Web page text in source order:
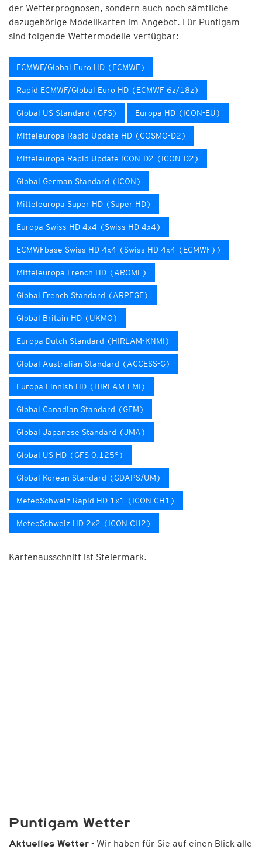
der Wetterprognosen, sondern auch noch sämtliche
dazugehörige Modellkarten im Angebot. Für Puntigam
sind folgende Wettermodelle verfügbar:
ECMWF/Global Euro HD (ECMWF)
Rapid ECMWF/Global Euro HD (ECMWF 6z/18z)
Global US Standard (GFS) Europa HD (ICON-EU)
Mitteleuropa Rapid Update HD (COSMO-D2)
Mitteleuropa Rapid Update ICON-D2 (ICON-D2)
Global German Standard (ICON)
Mitteleuropa Super HD (Super HD)
Europa Swiss HD 4x4 (Swiss HD 4x4)
ECMWFbase Swiss HD 4x4 (Swiss HD 4x4 (ECMWF))
Mitteleuropa French HD (AROME)
Global French Standard (ARPEGE)
Global Britain HD (UKMO)
Europa Dutch Standard (HIRLAM-KNMI)
Global Australian Standard (ACCESS-G)
Europa Finnish HD (HIRLAM-FMI)
Global Canadian Standard (GEM)
Global Japanese Standard (JMA)
Global US HD (GFS 0.125°)
Global Korean Standard (GDAPS/UM)
MeteoSchweiz Rapid HD 1x1 (ICON CH1)
MeteoSchweiz HD 2x2 (ICON CH2)
Kartenausschnitt ist Steiermark.
Puntigam Wetter
Aktuelles Wetter - Wir haben für Sie auf einen Blick alle